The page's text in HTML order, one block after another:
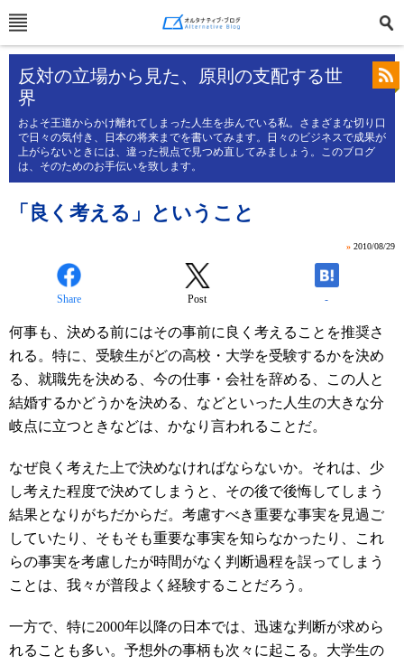
反対の立場から見た、原則の支配する世
界
およそ王道からかけ離れてしまった人生を歩んでいる私。さまざまな切り口
で日々の気付き、日本の将来までを書いてみます。日々のビジネスで成果が
上がらないときには、違った視点で見つめ直してみましょう。このブログ
は、そのためのお手伝いを致します。
「良く考える」ということ
» 2010/08/29
Share Post -
何事も、決める前にはその事前に良く考えることを推奨さ
れる。特に、受験生がどの高校・大学を受験するかを決め
る、就職先を決める、今の仕事・会社を辞める、この人と
結婚するかどうかを決める、などといった人生の大きな分
岐点に立つときなどは、かなり言われることだ。
なぜ良く考えた上で決めなければならないか。それは、少
し考えた程度で決めてしまうと、その後で後悔してしまう
結果となりがちだからだ。考慮すべき重要な事実を見過ご
していたり、そもそも重要な事実を知らなかったり、これ
らの事実を考慮したが時間がなく判断過程を誤ってしまう
ことは、我々が普段よく経験することだろう。
一方で、特に2000年以降の日本では、迅速な判断が求めら
れることも多い。予想外の事柄も次々に起こる。大学生の